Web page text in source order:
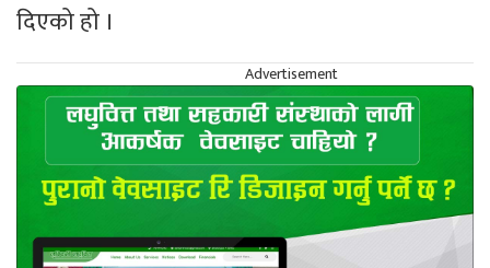
दिएको हो ।